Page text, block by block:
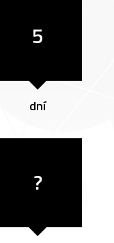
5
dní
?